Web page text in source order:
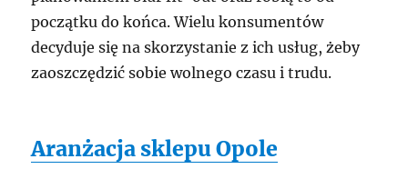
początku do końca. Wielu konsumentów
decyduje się na skorzystanie z ich usług, żeby
zaoszczędzić sobie wolnego czasu i trudu.
Aranżacja sklepu Opole